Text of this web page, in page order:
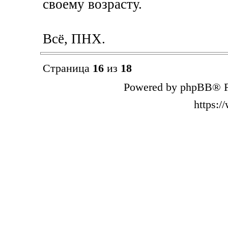
своему возрасту.
Всё, ПНХ.
Страница 16из 18
Powered by phpBB®
https://